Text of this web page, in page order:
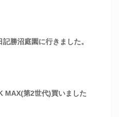
勝沼庭園に行きました。
第2世代)買いました